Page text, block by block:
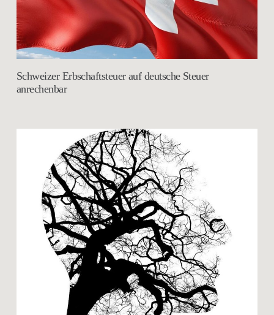
Schweizer Erbschaftsteuer auf deutsche Steuer
anrechenbar